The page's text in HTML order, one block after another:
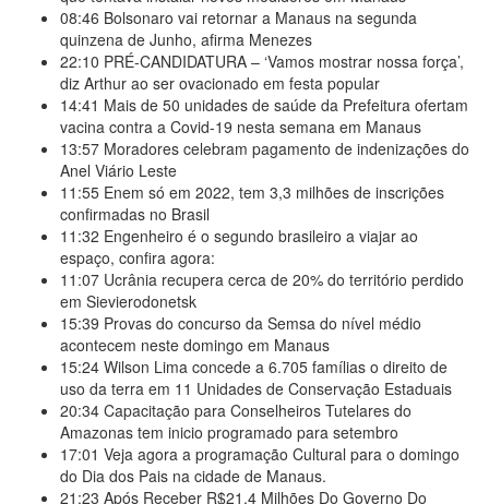
08:46 Bolsonaro vai retornar a Manaus na segunda
quinzena de Junho, afirma Menezes
22:10 PRÉ-CANDIDATURA – ‘Vamos mostrar nossa força’,
diz Arthur ao ser ovacionado em festa popular
14:41 Mais de 50 unidades de saúde da Prefeitura ofertam
vacina contra a Covid-19 nesta semana em Manaus
13:57 Moradores celebram pagamento de indenizações do
Anel Viário Leste
11:55 Enem só em 2022, tem 3,3 milhões de inscrições
confirmadas no Brasil
11:32 Engenheiro é o segundo brasileiro a viajar ao
espaço, confira agora:
11:07 Ucrânia recupera cerca de 20% do território perdido
em Sievierodonetsk
15:39 Provas do concurso da Semsa do nível médio
acontecem neste domingo em Manaus
15:24 Wilson Lima concede a 6.705 famílias o direito de
uso da terra em 11 Unidades de Conservação Estaduais
20:34 Capacitação para Conselheiros Tutelares do
Amazonas tem inicio programado para setembro
17:01 Veja agora a programação Cultural para o domingo
do Dia dos Pais na cidade de Manaus.
21:23 Após Receber R$21,4 Milhões Do Governo Do